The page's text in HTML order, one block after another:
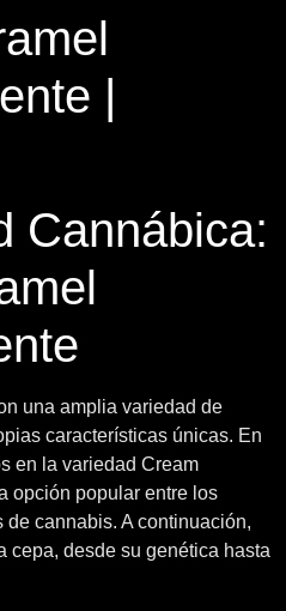
|
Cannábica:
una amplia variedad de
características únicas. En
en la variedad Cream
opción popular entre los
cannabis. A continuación,
cepa, desde su genética hasta